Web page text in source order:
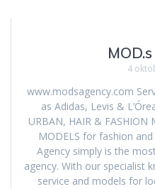
4
www.modsagency.com
as Adidas, Levis &
URBAN, HAIR & FASHION
MODELS for fashion
Agency simply is the
agency. With our specialist
service and models for